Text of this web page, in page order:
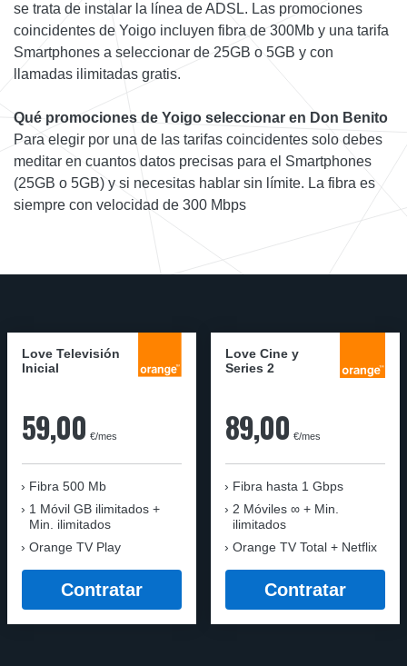
se trata de instalar la línea de ADSL. Las promociones
coincidentes de Yoigo incluyen fibra de 300Mb y una tarifa
Smartphones a seleccionar de 25GB o 5GB y con
llamadas ilimitadas gratis.
Qué promociones de Yoigo seleccionar en Don Benito
Para elegir por una de las tarifas coincidentes solo debes
meditar en cuantos datos precisas para el Smartphones
(25GB o 5GB) y si necesitas hablar sin límite. La fibra es
siempre con velocidad de 300 Mbps
Love Televisión
Inicial
59,00 €/mes
Fibra 500 Mb
1 Móvil GB ilimitados +
Min. ilimitados
Orange TV Play
Contratar
Love Cine y
Series 2
89,00 €/mes
Fibra hasta 1 Gbps
2 Móviles ∞ + Min.
ilimitados
Orange TV Total + Netflix
Contratar